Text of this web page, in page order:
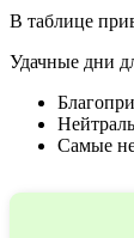
В таблице
Удачные дни
Самые